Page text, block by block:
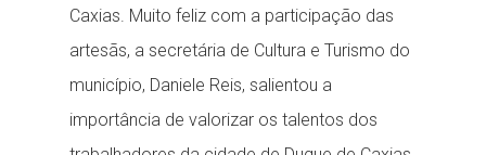
Caxias. Muito feliz com a participação das
artesãs, a secretária de Cultura e Turismo do
município, Daniele Reis, salientou a
importância de valorizar os talentos dos